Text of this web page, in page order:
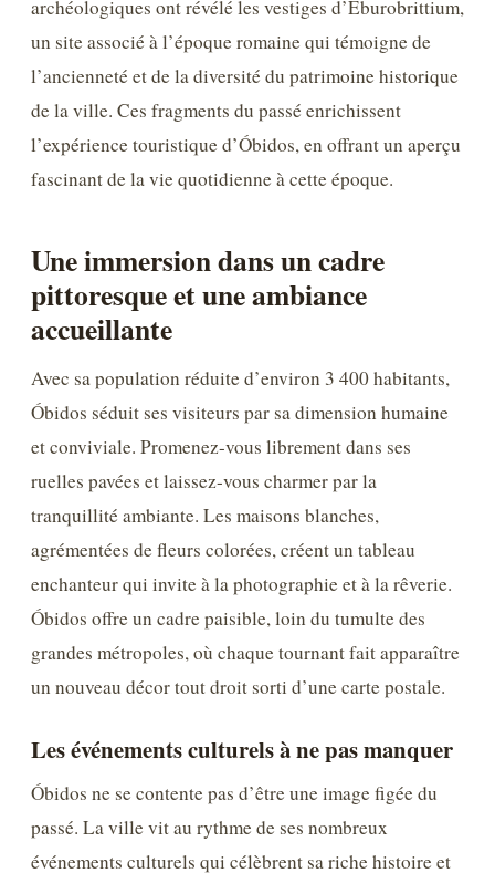
archéologiques ont révélé les vestiges d’Eburobrittium,
un site associé à l’époque romaine qui témoigne de
l’ancienneté et de la diversité du patrimoine historique
de la ville. Ces fragments du passé enrichissent
l’expérience touristique d’Óbidos, en offrant un aperçu
fascinant de la vie quotidienne à cette époque.
Une immersion dans un cadre
pittoresque et une ambiance
accueillante
Avec sa population réduite d’environ 3 400 habitants,
Óbidos séduit ses visiteurs par sa dimension humaine
et conviviale. Promenez-vous librement dans ses
ruelles pavées et laissez-vous charmer par la
tranquillité ambiante. Les maisons blanches,
agrémentées de fleurs colorées, créent un tableau
enchanteur qui invite à la photographie et à la rêverie.
Óbidos offre un cadre paisible, loin du tumulte des
grandes métropoles, où chaque tournant fait apparaître
un nouveau décor tout droit sorti d’une carte postale.
Les événements culturels à ne pas manquer
Óbidos ne se contente pas d’être une image figée du
passé. La ville vit au rythme de ses nombreux
événements culturels qui célèbrent sa riche histoire et